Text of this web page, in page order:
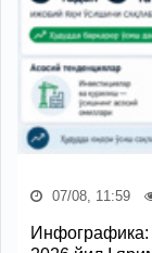
07/08, 11:59
Инфографика: